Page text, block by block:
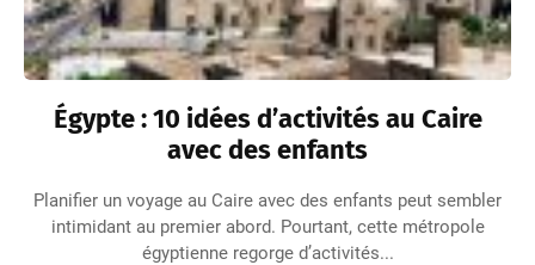
Égypte : 10 idées d’activités au Caire
avec des enfants
Planifier un voyage au Caire avec des enfants peut sembler
intimidant au premier abord. Pourtant, cette métropole
égyptienne regorge d’activités...